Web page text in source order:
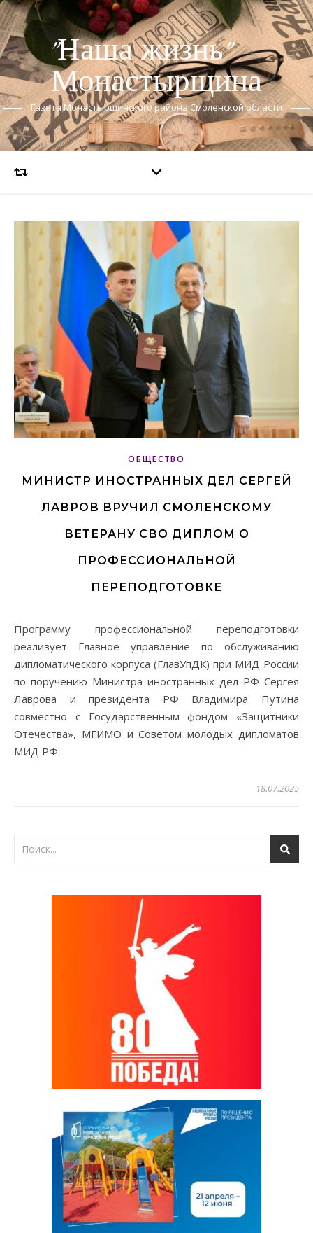
"Наша жизнь" —
Монастырщина
Газета Монастырщинского района Смоленской области
ОБЩЕСТВО
МИНИСТР ИНОСТРАННЫХ ДЕЛ СЕРГЕЙ
ЛАВРОВ ВРУЧИЛ СМОЛЕНСКОМУ
ВЕТЕРАНУ СВО ДИПЛОМ О
ПРОФЕССИОНАЛЬНОЙ
ПЕРЕПОДГОТОВКЕ
Программу профессиональной переподготовки
реализует Главное управление по обслуживанию
дипломатического корпуса (ГлавУпДК) при МИД России
по поручению Министра иностранных дел РФ Сергея
Лаврова и президента РФ Владимира Путина
совместно с Государственным фондом «Защитники
Отечества», МГИМО и Советом молодых дипломатов
МИД РФ.
18.07.2025